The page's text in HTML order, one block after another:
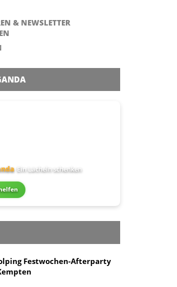
& NEWSLETTER
Ein Lächeln schenken
Festwochen-Afterparty